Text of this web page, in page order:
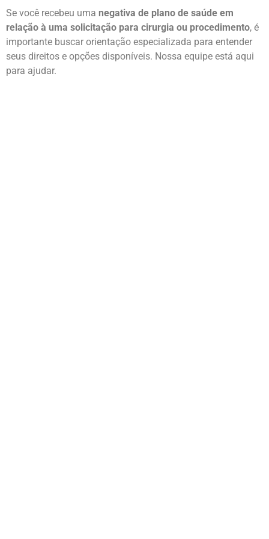
Se você recebeu uma negativa de plano de saúde em
relação à uma solicitação para cirurgia ou procedimento, é
importante buscar orientação especializada para entender
seus direitos e opções disponíveis. Nossa equipe está aqui
para ajudar.